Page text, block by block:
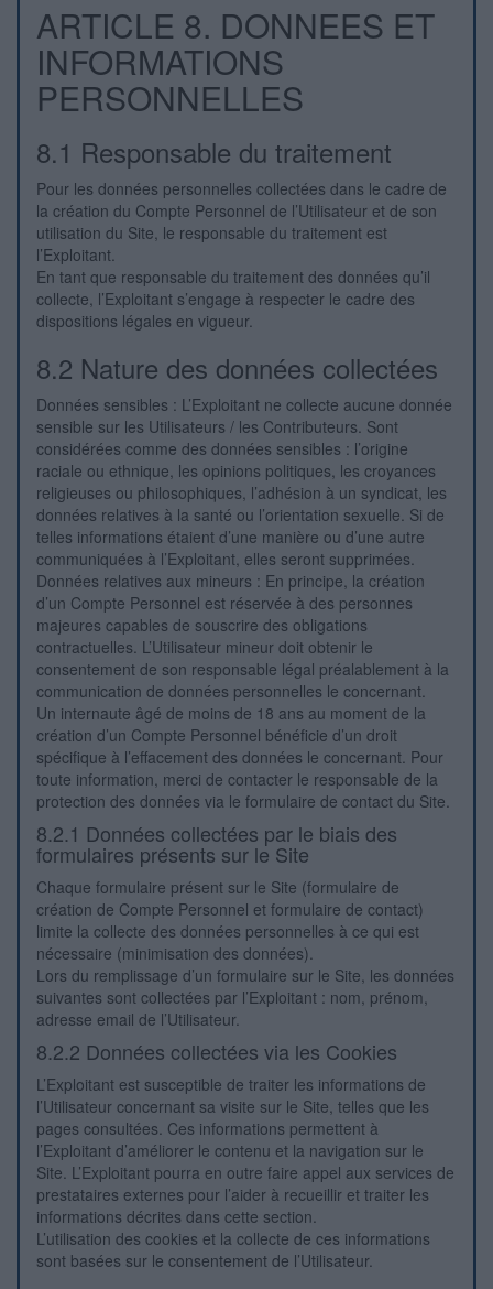
ARTICLE 8. DONNEES ET
INFORMATIONS
PERSONNELLES
8.1 Responsable du traitement
Pour les données personnelles collectées dans le cadre de
la création du Compte Personnel de l’Utilisateur et de son
utilisation du Site, le responsable du traitement est
l’Exploitant.
En tant que responsable du traitement des données qu’il
collecte, l’Exploitant s’engage à respecter le cadre des
dispositions légales en vigueur.
8.2 Nature des données collectées
Données sensibles : L’Exploitant ne collecte aucune donnée
sensible sur les Utilisateurs / les Contributeurs. Sont
considérées comme des données sensibles : l’origine
raciale ou ethnique, les opinions politiques, les croyances
religieuses ou philosophiques, l’adhésion à un syndicat, les
données relatives à la santé ou l’orientation sexuelle. Si de
telles informations étaient d’une manière ou d’une autre
communiquées à l’Exploitant, elles seront supprimées.
Données relatives aux mineurs : En principe, la création
d’un Compte Personnel est réservée à des personnes
majeures capables de souscrire des obligations
contractuelles. L’Utilisateur mineur doit obtenir le
consentement de son responsable légal préalablement à la
communication de données personnelles le concernant.
Un internaute âgé de moins de 18 ans au moment de la
création d’un Compte Personnel bénéficie d’un droit
spécifique à l’effacement des données le concernant. Pour
toute information, merci de contacter le responsable de la
protection des données via le formulaire de contact du Site.
8.2.1 Données collectées par le biais des
formulaires présents sur le Site
Chaque formulaire présent sur le Site (formulaire de
création de Compte Personnel et formulaire de contact)
limite la collecte des données personnelles à ce qui est
nécessaire (minimisation des données).
Lors du remplissage d’un formulaire sur le Site, les données
suivantes sont collectées par l’Exploitant : nom, prénom,
adresse email de l’Utilisateur.
8.2.2 Données collectées via les Cookies
L’Exploitant est susceptible de traiter les informations de
l’Utilisateur concernant sa visite sur le Site, telles que les
pages consultées. Ces informations permettent à
l’Exploitant d’améliorer le contenu et la navigation sur le
Site. L’Exploitant pourra en outre faire appel aux services de
prestataires externes pour l’aider à recueillir et traiter les
informations décrites dans cette section.
L’utilisation des cookies et la collecte de ces informations
sont basées sur le consentement de l’Utilisateur.